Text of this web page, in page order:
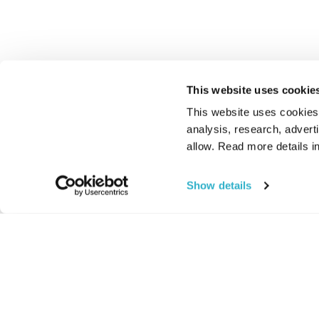
This website uses
This website uses
analysis, research,
allow. Read more details
Show details